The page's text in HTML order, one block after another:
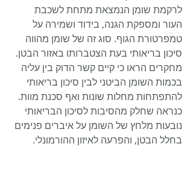
לרקמת שומן הנמצאת מתחת לשכבת
העור ומספקת הגנה, בידוד ושמירה על
טמפרטורת הגוף. סוג זה של שומן מהווה
סיכון בריאותי בעת הצטברותו באזור הבטן.
מחקרים הראו כי קיים קשר הדוק בין עליה
בכמות השומן הביטני לבין סיכון בריאותי
להתפתחות מחלות שונות ואף סכנת מוות.
כנראה שחלק מהסיבות לסיכון הבריאותי
נובעות מלחץ של השומן על איברים פנימים
בחלל הבטן, והפרעה לאיזון ההורמונלי.